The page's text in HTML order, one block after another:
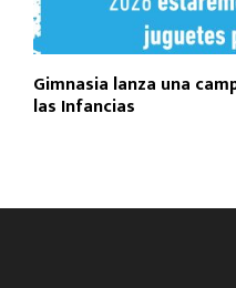
Gimnasia lanza una
las Infancias